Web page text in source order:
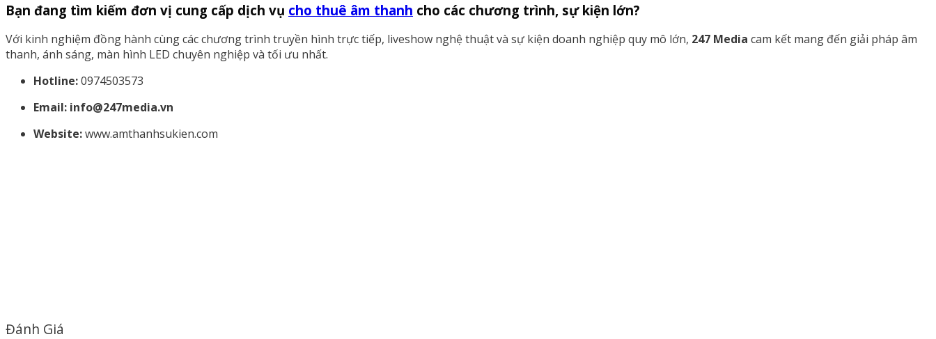
Bạn đang tìm kiếm đơn vị cung cấp dịch vụ cho thuê âm thanh cho các chương trình, sự kiện lớn?
Với kinh nghiệm đồng hành cùng các chương trình truyền hình trực tiếp, liveshow nghệ thuật và sự kiện doanh nghiệp quy mô lớn, 247 Media cam kết mang đến giải pháp âm
thanh, ánh sáng, màn hình LED chuyên nghiệp và tối ưu nhất.
Hotline:0974503573
Email: info@247media.vn
Website:www.amthanhsukien.com
Đánh Giá